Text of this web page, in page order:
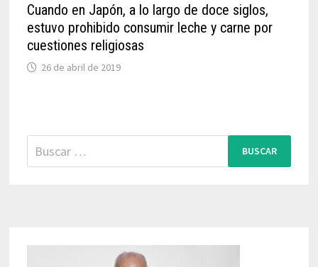
Cuando en Japón, a lo largo de doce siglos,
estuvo prohibido consumir leche y carne por
cuestiones religiosas
26 de abril de 2019
Buscar: